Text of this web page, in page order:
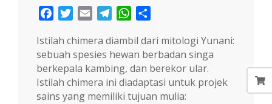
FacebookTwitter
Email TelegramWhatsApp
Istilah chimera diambil dari mitologi Yunani:
sebuah spesies hewan berbadan singa
berkepala kambing, dan berekor ular.
Istilah chimera ini diadaptasi untuk projek
sains yang memiliki tujuan mulia: